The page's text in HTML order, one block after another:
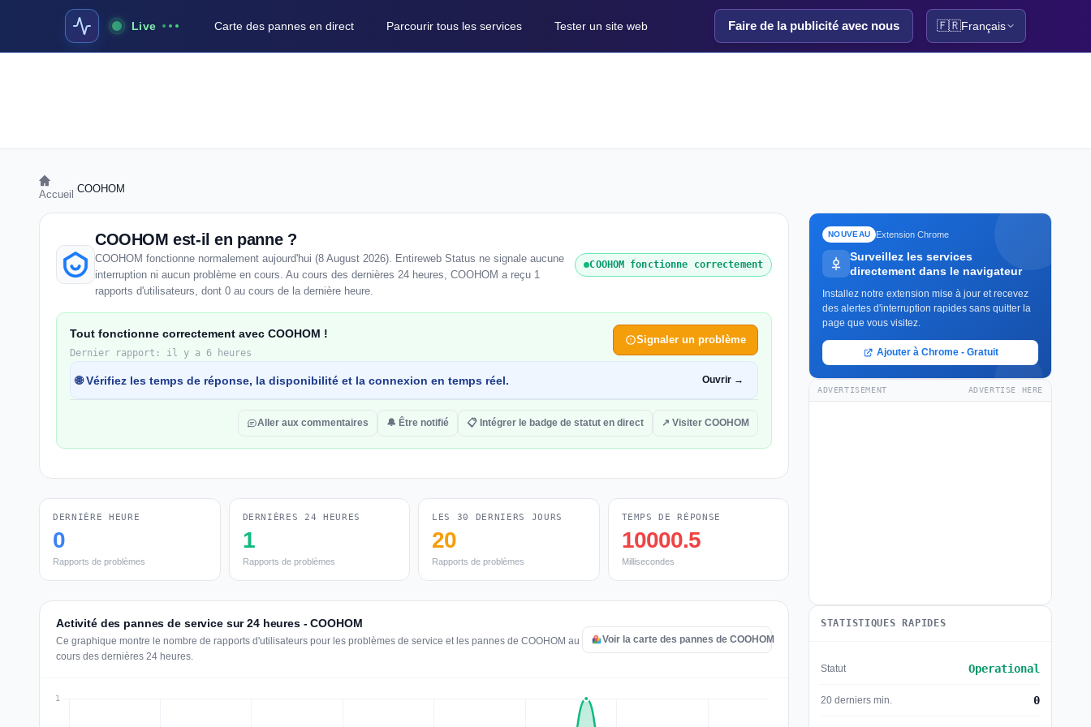
Live Carte des pannes en direct Parcourir tous les services Tester un site web Faire de la publicité avec nous 🇫🇷Français
Accueil COOHOM
COOHOM est-il en panne ?
COOHOM fonctionne normalement aujourd'hui (8 August 2026). Entireweb Status ne signale aucune
interruption ni aucun problème en cours. Au cours des dernières 24 heures, COOHOM a reçu 1
rapports d'utilisateurs, dont 0 au cours de la dernière heure.
COOHOM fonctionne correctement
Tout fonctionne correctement avec COOHOM !
Dernier rapport: il y a 6 heures
Signaler un problème
🌐 Vérifiez les temps de réponse, la disponibilité et la connexion en temps réel. Ouvrir →
Aller aux commentaires 🔔 Être notifié 📋 Intégrer le badge de statut en direct ↗ Visiter COOHOM
DERNIÈRE HEURE
0
Rapports de problèmes
DERNIÈRES 24 HEURES
1
Rapports de problèmes
LES 30 DERNIERS JOURS
20
Rapports de problèmes
TEMPS DE RÉPONSE
10000.5
Millisecondes
Activité des pannes de service sur 24 heures - COOHOM
Ce graphique montre le nombre de rapports d'utilisateurs pour les problèmes de service et les pannes de COOHOM au
cours des dernières 24 heures.
Voir la carte des pannes de COOHOM
NOUVEAU Extension Chrome
Surveillez les services
directement dans le navigateur
Installez notre extension mise à jour et recevez
des alertes d'interruption rapides sans quitter la
page que vous visitez.
Ajouter à Chrome - Gratuit
ADVERTISEMENT ADVERTISE HERE
STATISTIQUES RAPIDES
Statut Operational
20 derniers min. 0